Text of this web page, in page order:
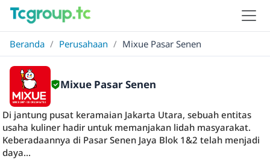
Beranda / Perusahaan / Mixue Pasar Senen
Mixue Pasar Senen
Di jantung pusat keramaian Jakarta Utara, sebuah entitas
usaha kuliner hadir untuk memanjakan lidah masyarakat.
Keberadaannya di Pasar Senen Jaya Blok 1&2 telah menjadi
daya...